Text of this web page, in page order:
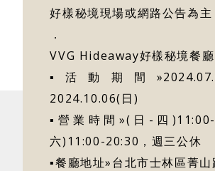
好樣秘境現場或網路公告為主
．
VVG Hideaway好樣秘境餐廳
▪活動期間
2024.10.06(日)
▪營業時間»(日-四
六)11:00-20:30，週三公休
▪餐廳地址»台北市士林區菁